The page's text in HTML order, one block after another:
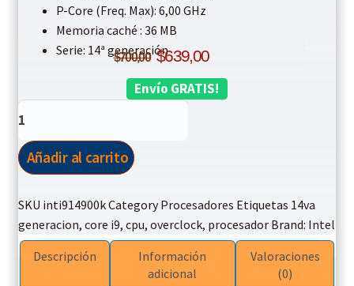
P-Core (Freq. Max): 6,00 GHz
Memoria caché : 36 MB
Serie: 14ª generación
$700,00 Original
price
$639,00Current
price
Envío GRATIS!
Intel
Core
i9
6.00Ghz
CPU
14va
Generación
Añadir al carrito
SKU inti914900kCategory Procesadores Etiquetas 14va
generacion, core i9, cpu, overclock, procesador Brand: Intel
Descripción
Información
adicional
Valoraciones
(0)